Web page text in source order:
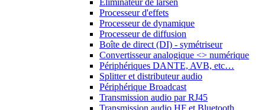
Eliminateur de larsen
Processeur d'effets
Processeur de dynamique
Processeur de diffusion
Boîte de direct (DI) - symétriseur
Convertisseur analogique <> numérique
Périphériques DANTE, AVB, etc…
Splitter et distributeur audio
Périphérique Broadcast
Transmission audio par RJ45
Transmission audio HF et Bluetooth